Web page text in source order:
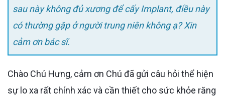
sau này không đủ xương để cấy Implant, điều này
có thường gặp ở người trung niên không ạ? Xin
cảm ơn bác sĩ.
Chào Chú Hưng, cảm ơn Chú đã gửi câu hỏi thể hiện
sự lo xa rất chính xác và cần thiết cho sức khỏe răng